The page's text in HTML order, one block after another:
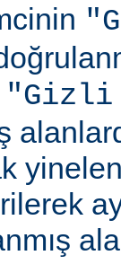
"Gizli